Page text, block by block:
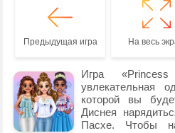
Предыдущая игра На весь
Игра
увлекательная
которой вы
Диснея
Пасхе. Чтобы